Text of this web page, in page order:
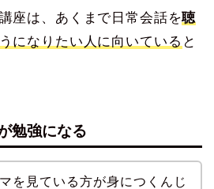
座は、あくまで日常会話を聴
になりたい人に向いている と
勉強になる
を見ている方が身につくんじ